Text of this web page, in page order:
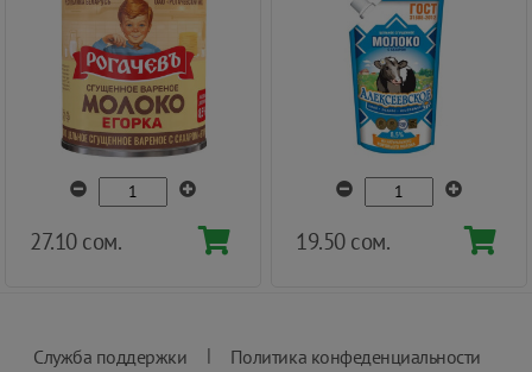
27.10 сом. 19.50 сом.
Служба поддержки | Политика конфеденциальности